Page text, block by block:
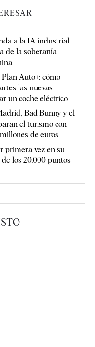
a la IA industrial
de la soberanía
Auto+: cómo
las nuevas
un coche eléctrico
Bad Bunny y el
el turismo con
de euros
primera vez en su
los 20.000 puntos